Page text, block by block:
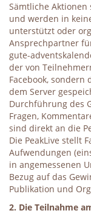
Sämtliche Aktionen
und werden in
unterstützt oder
Ansprechpartner
gute-
der von
Facebook, sondern
dem Server
Durchführung des
Fragen,
sind direkt an die
Die PeakLive stellt
Aufwendungen
in angemessenen
Bezug auf das
Publikation und
2. Die Teilnahme